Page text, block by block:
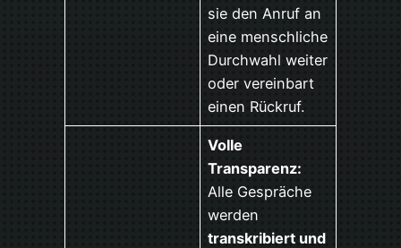
sie den Anruf an
eine menschliche
Durchwahl weiter
oder vereinbart
einen Rückruf.
Volle
Transparenz:
Alle Gespräche
werden
transkribiert und